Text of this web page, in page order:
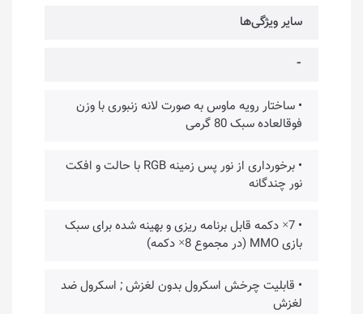
سایر ویژگی‌ها
⁃
• ساختار رویه ماوس به صورت لانه زنبوری با وزن
فوقالعاده سبک 80 گرمی
• برخورداری از نور پس زمینه RGB با حالت و افکت
نور چندگانه
• 7× دکمه قابل برنامه ریزی و بهینه شده برای سبک
بازی MMO (در مجموع 8× دکمه)
• قابلیت چرخش اسکرول بدون لغزش ; اسکرول ضد
لغزش